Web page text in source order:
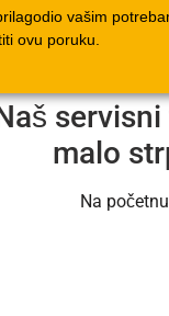
vašim
ovu poruku.
Poduzeće
malo
Na